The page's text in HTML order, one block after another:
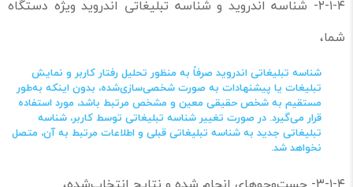
۲-۱-۴- شناسه اندروید و شناسه تبلیغاتی اندروید ویژه دستگاه
شما،
شناسه تبلیغاتی اندروید صرفاً به منظور تحلیل رفتار کاربر و نمایش
تبلیغات یا پیشنهادات به صورت شخصی‌سازی‌شده، بدون اینکه به‌طور
مستقیم به شخص حقیقی معین و مشخص مرتبط باشد، مورد استفاده
قرار می‌گیرد. در صورت تغییر شناسه تبلیغاتی توسط کاربر، شناسه
تبلیغاتی جدید به شناسه تبلیغاتی قبلی و اطلاعات مرتبط به آن، متصل
نخواهد شد.